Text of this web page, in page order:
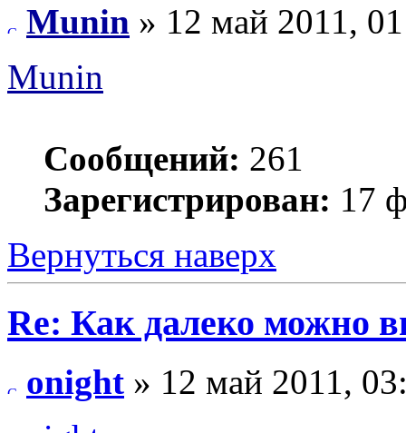
Munin » 12 май 2011,
Munin
Сообщений: 261
Зарегистрирован: 17
Вернуться наверх
Re: Как далеко можно
onight » 12 май 2011,